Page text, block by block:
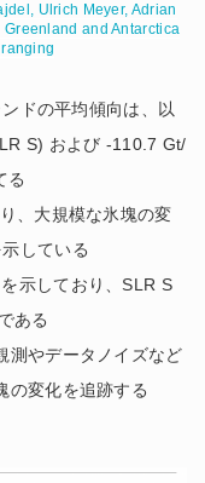
Ulrich Meyer, Adrian
and Antarctica
ドの平均傾向は、以
S) および -110.7 Gt/
る
、大規模な氷塊の変
している
示しており、SLR S
ある
測やデータノイズなど
の変化を追跡する